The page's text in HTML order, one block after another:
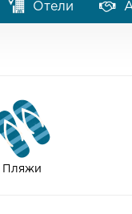
Отели
Пляжи